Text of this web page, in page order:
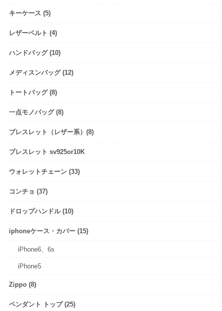
キーケース (5)
レザーベルト (4)
ハンドバッグ (10)
メディスンバッグ (12)
トートバッグ (8)
一点モノバッグ (8)
ブレスレット（レザー系）(8)
ブレスレット sv925or10K
ウォレットチェーン (33)
コンチョ (37)
ドロップハンドル (10)
iphoneケース・カバー (15)
iPhone6、6s
iPhone5
Zippo (8)
ペンダント トップ (25)